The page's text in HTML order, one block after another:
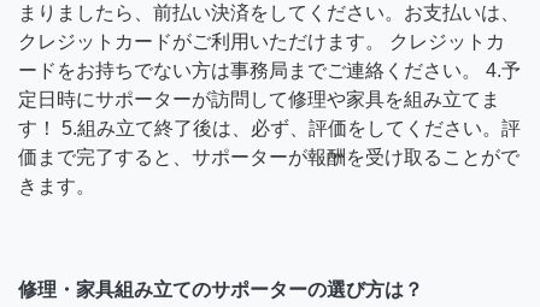
まりましたら、前払い決済をしてください。お支払いは、
クレジットカードがご利用いただけます。 クレジットカ
ードをお持ちでない方は事務局までご連絡ください。 4.予
定日時にサポーターが訪問して修理や家具を組み立てま
す！ 5.組み立て終了後は、必ず、評価をしてください。評
価まで完了すると、サポーターが報酬を受け取ることがで
きます。
修理・家具組み立てのサポーターの選び方は？